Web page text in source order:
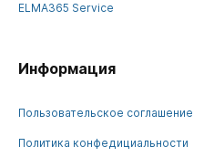
ELMA365 Service
Информация
Пользовательское соглашение
Политика конфедициальности